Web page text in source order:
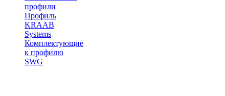
профили
Профиль
KRAAB
Systems
Комплектующие
к профилю
SWG